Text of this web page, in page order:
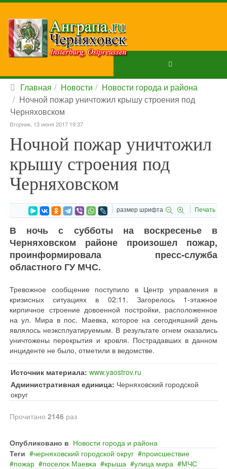
Главная Новости
Новости города и района
Ночной пожар уничтожил крышу строения под
Черняховском
Вторник, 13 июня 2017 19:37
Ночной пожар уничтожил
крышу строения под
Черняховском
размер шрифта Печать
В ночь с субботы на воскресенье в
Черняховском районе произошел пожар,
проинформировала пресс-служба
областного ГУ МЧС.
Тревожное сообщение поступило в Центр управления в
кризисных ситуациях в 02:11. Загорелось 1-этажное
кирпичное строение довоенной постройки, расположенное
на ул. Мира в пос. Маевка, которое на сегодняшний день
являлось неэксплуатируемым. В результате огнем оказались
уничтожены перекрытия и кровля. Пострадавших в данном
инциденте не было, отметили в ведомстве.
Источник материала: www.yaostrov.ru
Административная единица: Черняховский городской
округ
Прочитано 2146 раз
Опубликовано в Новости города и района
Теги
черняховский городской округ
происшествие
пожар
поселок Маевка крыша улица мира МЧС